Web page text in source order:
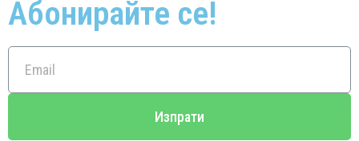
Абонирайте се!
Изпрати